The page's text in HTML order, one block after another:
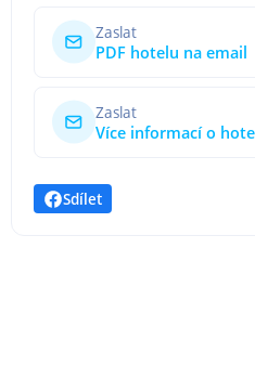
Zaslat
PDF hotelu na email
Zaslat
Více informací o
Sdílet